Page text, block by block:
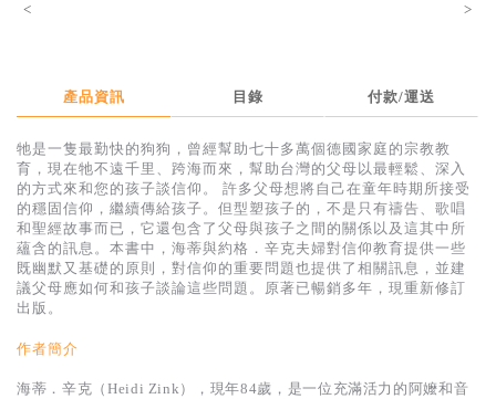
暢銷榜
英文二手書
精選英文書
電子書
基道 Top 50
< >
產品資訊 目錄 付款/運送
牠是一隻最勤快的狗狗，曾經幫助七十多萬個德國家庭的宗教教
育，現在牠不遠千里、跨海而來，幫助台灣的父母以最輕鬆、深入
的方式來和您的孩子談信仰。 許多父母想將自己在童年時期所接受
的穩固信仰，繼續傳給孩子。但型塑孩子的，不是只有禱告、歌唱
和聖經故事而已，它還包含了父母與孩子之間的關係以及這其中所
蘊含的訊息。本書中，海蒂與約格．辛克夫婦對信仰教育提供一些
既幽默又基礎的原則，對信仰的重要問題也提供了相關訊息，並建
議父母應如何和孩子談論這些問題。原著已暢銷多年，現重新修訂
出版。
作者簡介
海蒂．辛克（Heidi Zink），現年84歲，是一位充滿活力的阿嬤和音